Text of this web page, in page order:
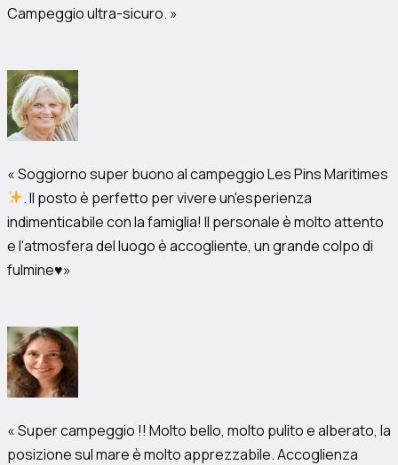
Campeggio ultra-sicuro. »
« Soggiorno super buono al campeggio Les Pins Maritimes
. Il posto è perfetto per vivere un'esperienza
indimenticabile con la famiglia! Il personale è molto attento
e l'atmosfera del luogo è accogliente, un grande colpo di
fulmine♥️»
« Super campeggio !! Molto bello, molto pulito e alberato, la
posizione sul mare è molto apprezzabile. Accoglienza